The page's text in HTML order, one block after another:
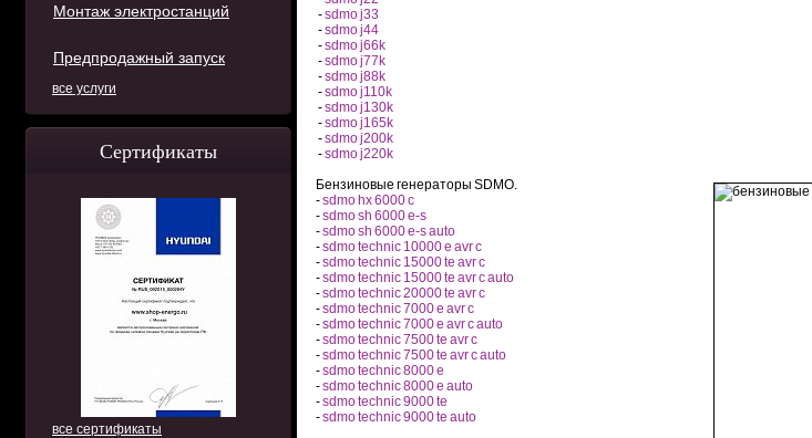
Монтаж электростанций
Предпродажный запуск
все услуги
Сертификаты
все сертификаты
-sdmo j33
-sdmo j44
-sdmo j66k
-sdmo j77k
-sdmo j88k
-sdmo j110k
-sdmo j130k
-sdmo j165k
-sdmo j200k
-sdmo j220k
Бензиновые генераторы SDMO.
-sdmo hx 6000 c
-sdmo sh 6000 e-s
-sdmo sh 6000 e-s auto
-sdmo technic 10000 e avr c
-sdmo technic 15000 te avr c
-sdmo technic 15000 te avr c auto
-sdmo technic 20000 te avr c
-sdmo technic 7000 e avr c
-sdmo technic 7000 e avr c auto
-sdmo technic 7500 te avr c
-sdmo technic 7500 te avr c auto
-sdmo technic 8000 e
-sdmo technic 8000 e auto
-sdmo technic 9000 te
-sdmo technic 9000 te auto